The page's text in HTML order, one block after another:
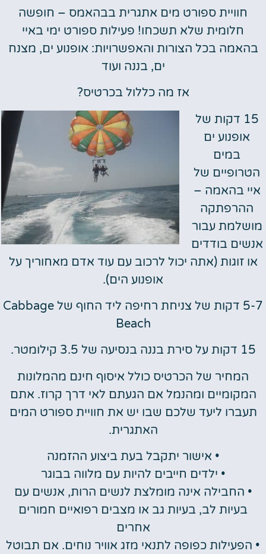
חוויית ספורט מים אתגרית בבהאמס – חופשה
חלומית שלא תשכחו! פעילות ספורט ימי באיי
בהאמה בכל הצורות והאפשרויות: אופנוע ים, מצנח
ים, בננה ועוד
אז מה כללול בכרטיס?
15 דקות של
אופנוע ים
במים
הטרופיים של
איי בהאמה –
ההרפתקה
מושלמת עבור
אנשים בודדים
או זוגות (אתה יכול לרכוב עם עוד אדם מאחוריך על
אופנוע הים).
5-7 דקות של צניחת רחיפה ליד החוף של Cabbage
Beach
15 דקות על סירת בננה בנסיעה של 3.5 קילומטר.
המחיר של הכרטיס כולל איסוף חינם מהמלונות
המקומיים ומהנמל אם הגעתם לאי דרך קרוז. אתם
תעברו ליעד שלכם שבו יש את חוויית ספורט המים
האתגרית.
• אישור יתקבל בעת ביצוע ההזמנה
• ילדים חייבים להיות עם מלווה בבוגר
• החבילה אינה מומלצת לנשים הרות, אנשים עם
בעיות לב, בעיות גב או מצבים רפואיים חמורים
אחרים
• הפעילות כפופה לתנאי מזג אוויר נוחים. אם תבוטל